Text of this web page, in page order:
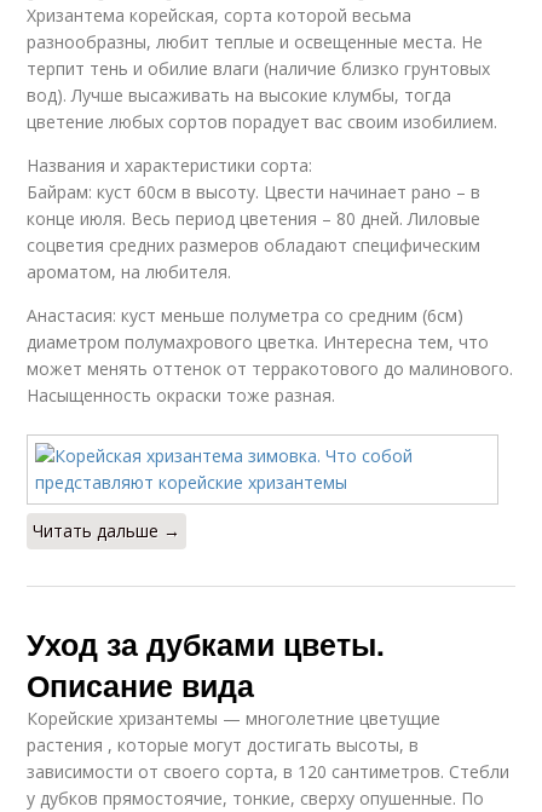
Хризантема корейская, сорта которой весьма
разнообразны, любит теплые и освещенные места. Не
терпит тень и обилие влаги (наличие близко грунтовых
вод). Лучше высаживать на высокие клумбы, тогда
цветение любых сортов порадует вас своим изобилием.
Названия и характеристики сорта:
Байрам: куст 60см в высоту. Цвести начинает рано – в
конце июля. Весь период цветения – 80 дней. Лиловые
соцветия средних размеров обладают специфическим
ароматом, на любителя.
Анастасия: куст меньше полуметра со средним (6см)
диаметром полумахрового цветка. Интересна тем, что
может менять оттенок от терракотового до малинового.
Насыщенность окраски тоже разная.
Читать дальше →
Уход за дубками цветы.
Описание вида
Корейские хризантемы — многолетние цветущие
растения , которые могут достигать высоты, в
зависимости от своего сорта, в 120 сантиметров. Стебли
у дубков прямостоячие, тонкие, сверху опушенные. По